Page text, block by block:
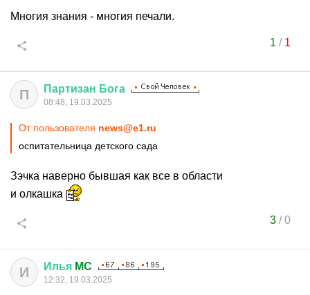
Многия знания - многия печали.
1 / 1
П Партизан Бога
08:48, 19.03.2025
От пользователя news@e1.ru
оспитательница детского сада
Зэчка наверно бывшая как все в области
и олкашка
3/0
И Илья MC
12:32, 19.03.2025